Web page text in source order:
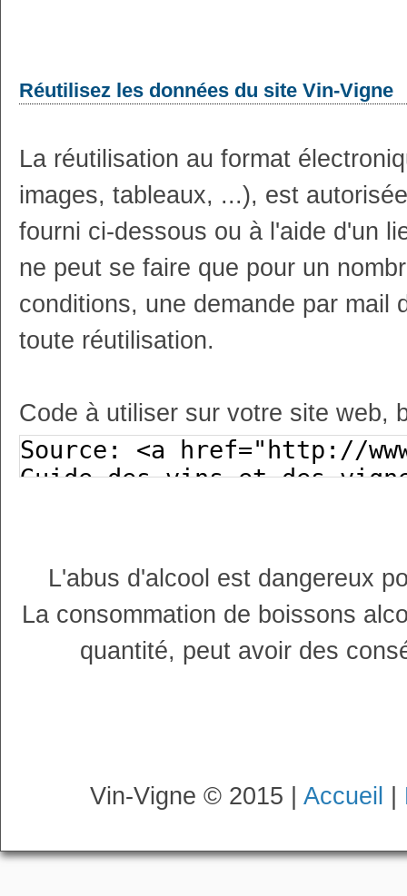
Réutilisez les données du site Vin-Vigne
La réutilisation au format
images, tableaux, ...), est
fourni ci-dessous ou à l'aide d'un
ne peut se faire que pour un
conditions, une demande par mail
toute réutilisation.
Code à utiliser sur votre site web,
L'abus d'alcool est dangereux
La consommation de boissons
quantité, peut avoir des
Vin-Vigne © 2015 | Accueil